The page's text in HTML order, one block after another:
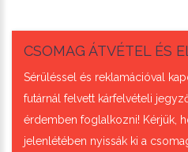
CSOMAG ÁTVÉTEL ÉS
Sérüléssel és reklamációval
futárnál felvett kárfelvételi
érdemben foglalkozni! Kérjük,
jelenlétében nyissák ki a